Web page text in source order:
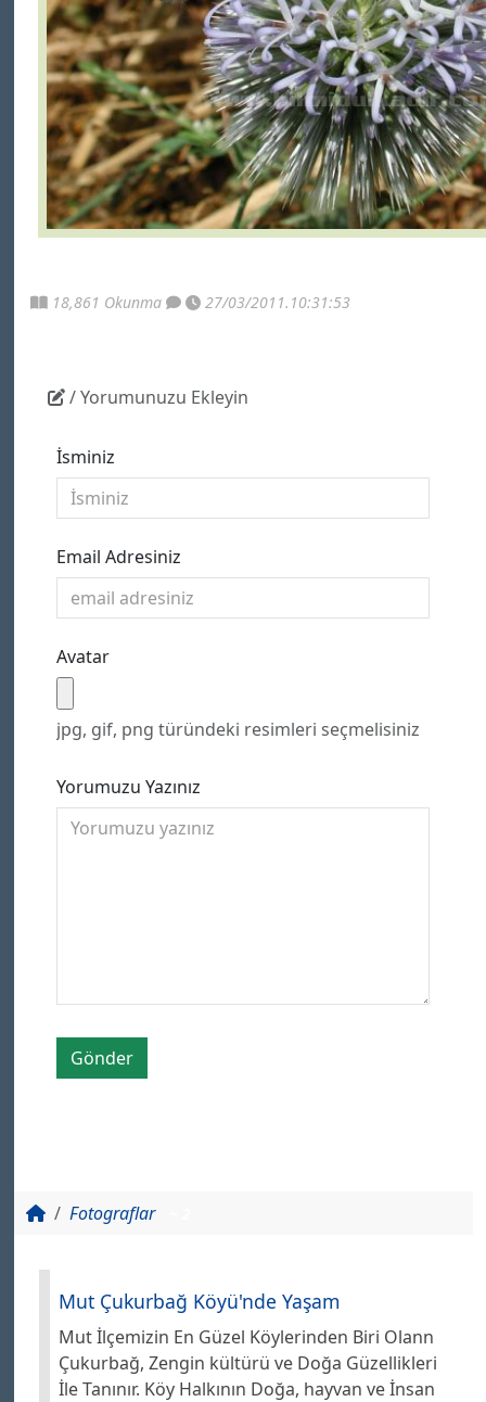
18,861 Okunma 27/03/2011.10:31:53
/ Yorumunuzu Ekleyin
İsminiz
Email Adresiniz
Avatar
jpg, gif, png türündeki resimleri seçmelisiniz
Yorumuzu Yazınız
Gönder
Fotograflar
Mut Çukurbağ Köyü'nde Yaşam
Mut İlçemizin En Güzel Köylerinden Biri Olann
Çukurbağ, Zengin kültürü ve Doğa Güzellikleri
İle Tanınır. Köy Halkının Doğa, hayvan ve İnsan